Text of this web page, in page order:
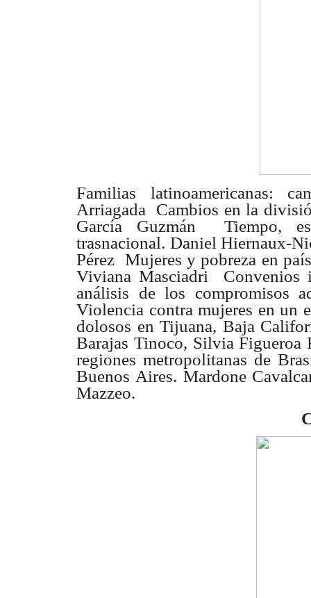
Familias latinoamericanas:
Arriagada  Cambios en la
García Guzmán
 Tiempo,
trasnacional. Daniel Hiernaux-
Pérez  Mujeres y pobreza en
Viviana Masciadri 
análisis de los compromisos
Violencia contramujeres en un
dolosos en Tijuana, Baja
Barajas Tinoco, Silvia Figueroa
regiones metropolitanas de
Buenos Aires. Mardone
Mazzeo.